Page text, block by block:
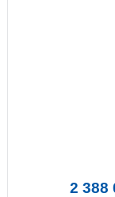
2 388